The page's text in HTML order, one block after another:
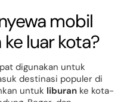
mobil
luar kota?
digunakan untuk
destinasi populer di
untuk liburan ke kota-